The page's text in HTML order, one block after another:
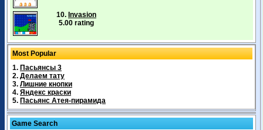
10. Invasion
5.00 rating
Most Popular
1. Пасьянсы 3
2. Делаем тату
3. Лишние кнопки
4. Яндекс краски
5. Пасьянс Атея-пирамида
Game Search